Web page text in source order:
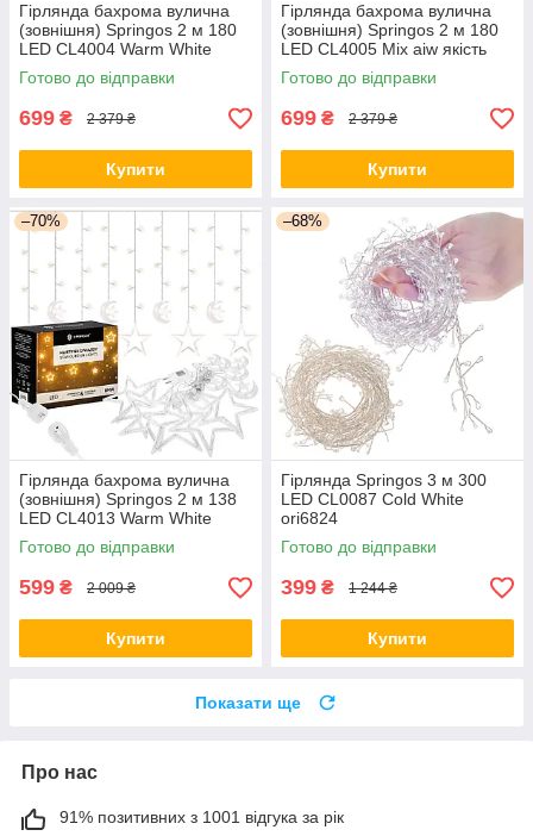
Гірлянда бахрома вулична
(зовнішня) Springos 2 м 180
LED CL4004 Warm White
orig439
Готово до відправки
699 ₴ 2 379 ₴
Купити
Гірлянда бахрома вулична
(зовнішня) Springos 2 м 180
LED CL4005 Mix aiw якість
Готово до відправки
699 ₴ 2 379 ₴
Купити
–70%
Гірлянда бахрома вулична
(зовнішня) Springos 2 м 138
LED CL4013 Warm White
ori6850
Готово до відправки
599 ₴ 2 009 ₴
Купити
–68%
Гірлянда Springos 3 м 300
LED CL0087 Cold White
ori6824
Готово до відправки
399 ₴ 1 244 ₴
Купити
Показати ще
Про нас
91% позитивних з 1001 відгука за рік